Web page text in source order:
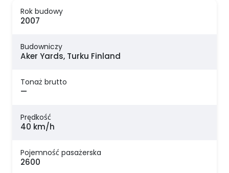
Rok budowy
2007
Budowniczy
Aker Yards, Turku Finland
Tonaż brutto
—
Prędkość
40 km/h
Pojemność pasażerska
2600